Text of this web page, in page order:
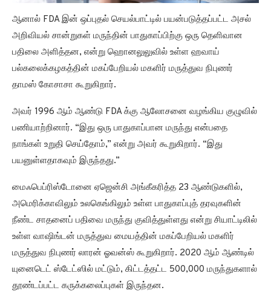
ஆனால் FDA இன் ஒப்புதல் செயல்பாட்டில் பயன்படுத்தப்பட்ட அசல்
அறிவியல் சான்றுகள் மருந்தின் பாதுகாப்பிற்கு ஒரு தெளிவான
பதிலை அளித்தன, என்று ஹொனலுலுவில் உள்ள ஹவாய்
பல்கலைக்கழகத்தின் மகப்பேறியல் மகளிர் மருத்துவ நிபுணர்
தாமஸ் கோசாசா கூறுகிறார்.
அவர் 1996 ஆம் ஆண்டு FDA க்கு ஆலோசனை வழங்கிய குழுவில்
பணியாற்றினார். “இது ஒரு பாதுகாப்பான மருந்து என்பதை
நாங்கள் உறுதி செய்தோம்,” என்று அவர் கூறுகிறார். “இது
பயனுள்ளதாகவும் இருந்தது.”
மைஃபெப்ரிஸ்டோனை ஏஜென்சி அங்கீகரித்த 23 ஆண்டுகளில்,
அமெரிக்காவிலும் உலகெங்கிலும் உள்ள பாதுகாப்புத் தரவுகளின்
நீண்ட சாதனைப் பதிவை மருந்து குவித்துள்ளது என்று சியாட்டிலில்
உள்ள வாஷிங்டன் மருத்துவ மையத்தின் மகப்பேறியல் மகளிர்
மருத்துவ நிபுணர் லாரன் ஓவன்ஸ் கூறுகிறார். 2020 ஆம் ஆண்டில்
யுனைடெட் ஸ்டேட்ஸில் மட்டும், கிட்டத்தட்ட 500,000 மருந்துகளால்
தூண்டப்பட்ட கருக்கலைப்புகள் இருந்தன.